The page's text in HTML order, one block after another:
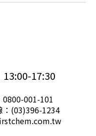
17:30
0800-001-101
：(03)396-1234